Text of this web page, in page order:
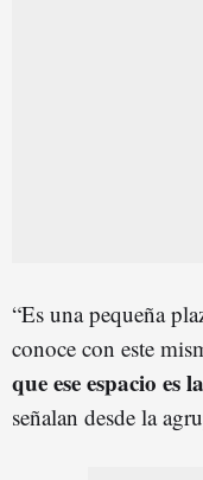
“Es una pequeña
conoce con este
que ese espacio
señalan desde la